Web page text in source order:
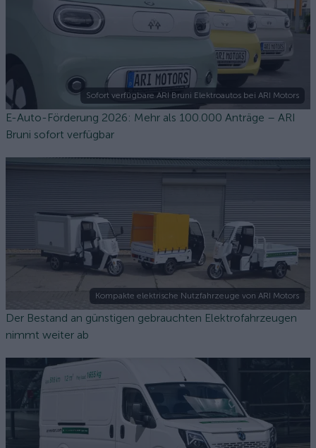
Sofort verfügbare ARI Bruni Elektroautos bei ARI Motors
E-Auto-Förderung 2026: Mehr als 100.000 Anträge – ARI
Bruni sofort verfügbar
Kompakte elektrische Nutzfahrzeuge von ARI Motors
Der Bestand an günstigen gebrauchten Elektrofahrzeugen
nimmt weiter ab